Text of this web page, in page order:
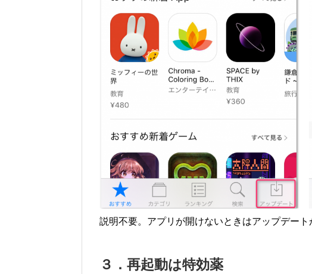
説明不要。アプリが開けないときはアップデート
３．再起動は特効薬